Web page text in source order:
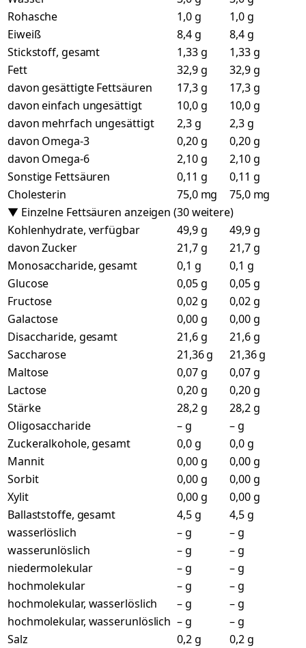
Rohasche
1,0 g
1,0 g
Eiweiß
8,4 g
8,4 g
Stickstoff, gesamt
1,33 g
1,33 g
Fett
32,9 g
32,9 g
davon gesättigte Fettsäuren
17,3 g
17,3 g
davon einfach ungesättigt
10,0 g
10,0 g
davon mehrfach ungesättigt
2,3 g
2,3 g
davon Omega-3
0,20 g
0,20 g
davon Omega-6
2,10 g
2,10 g
Sonstige Fettsäuren
0,11 g
0,11 g
Cholesterin
75,0 mg
75,0 mg
▼ Einzelne Fettsäuren anzeigen (30 weitere)
Kohlenhydrate, verfügbar
49,9 g
49,9 g
davon Zucker
21,7 g
21,7 g
Monosaccharide, gesamt
0,1 g
0,1 g
Glucose
0,05 g
0,05 g
Fructose
0,02 g
0,02 g
Galactose
0,00 g
0,00 g
Disaccharide, gesamt
21,6 g
21,6 g
Saccharose
21,36 g
21,36 g
Maltose
0,07 g
0,07 g
Lactose
0,20 g
0,20 g
Stärke
28,2 g
28,2 g
Oligosaccharide
– g
– g
Zuckeralkohole, gesamt
0,0 g
0,0 g
Mannit
0,00 g
0,00 g
Sorbit
0,00 g
0,00 g
Xylit
0,00 g
0,00 g
Ballaststoffe, gesamt
4,5 g
4,5 g
wasserlöslich
– g
– g
wasserunlöslich
– g
– g
niedermolekular
– g
– g
hochmolekular
– g
– g
hochmolekular, wasserlöslich
– g
– g
hochmolekular, wasserunlöslich – g
– g
Salz
0,2 g
0,2 g